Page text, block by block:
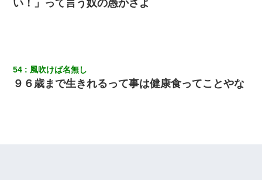
い！」って言う奴の愚かさよ
54 風吹けば名無し
９６歳まで生きれるって事は健康食ってことやな